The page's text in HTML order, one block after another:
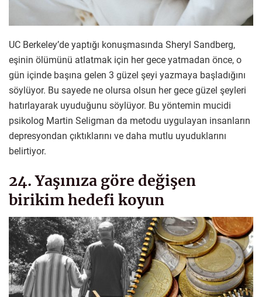
UC Berkeley’de yaptığı konuşmasında Sheryl Sandberg,
eşinin ölümünü atlatmak için her gece yatmadan önce, o
gün içinde başına gelen 3 güzel şeyi yazmaya başladığını
söylüyor. Bu sayede ne olursa olsun her gece güzel şeyleri
hatırlayarak uyuduğunu söylüyor. Bu yöntemin mucidi
psikolog Martin Seligman da metodu uygulayan insanların
depresyondan çıktıklarını ve daha mutlu uyuduklarını
belirtiyor.
24. Yaşınıza göre değişen
birikim hedefi koyun